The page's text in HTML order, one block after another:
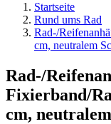
Startseite
Rund ums Rad
Rad-/
cm, neutralem
Rad-/
Fixierband/
cm,